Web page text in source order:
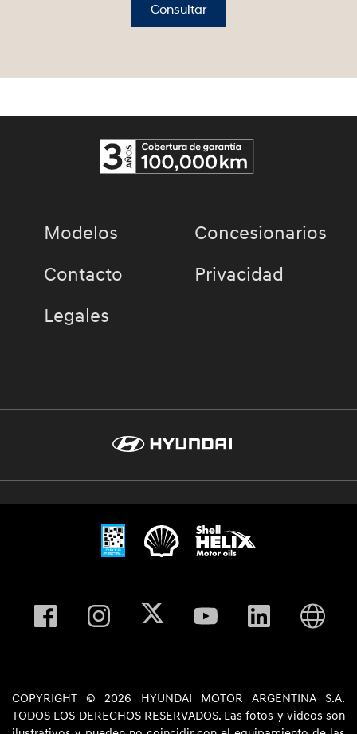
Consultar
Modelos
Concesionarios
Contacto
Privacidad
Legales
COPYRIGHT © 2026 HYUNDAI MOTOR ARGENTINA S.A.
TODOS LOS DERECHOS RESERVADOS. Las fotos y videos son